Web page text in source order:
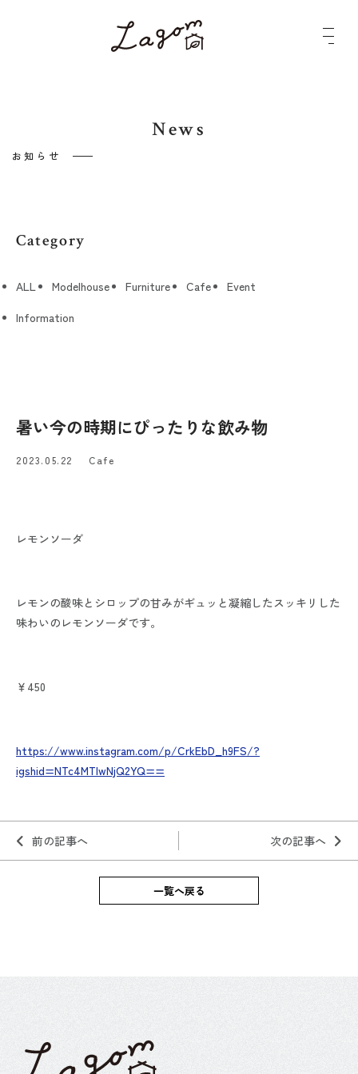
メ
News
お知らせ
暑い今の時期にぴったりな飲み物
2023.05.22 Cafe
レモンソーダ
レモンの酸味とシロップの甘みがギュッと凝縮したスッキリした
味わいのレモンソーダです。
￥450
https://www.instagram.com/p/CrkEbD_h9FS/?
igshid=NTc4MTIwNjQ2YQ==
前の記事へ 次の記事へ
一覧へ戻る
Category
ALL Modelhouse Furniture Cafe
Event
Information